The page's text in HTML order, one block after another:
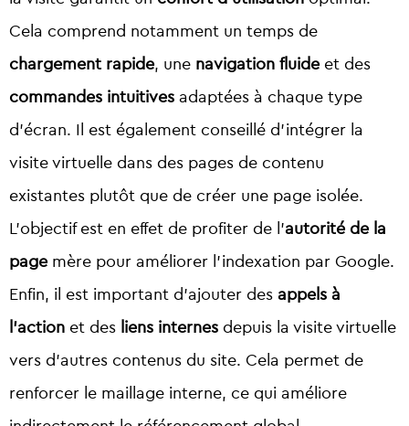
Cela comprend notamment un temps de
chargement rapide, une navigation fluide et des
commandes intuitives adaptées à chaque type
d’écran. Il est également conseillé d’intégrer la
visite virtuelle dans des pages de contenu
existantes plutôt que de créer une page isolée.
L’objectif est en effet de profiter de l’autorité de la
page mère pour améliorer l’indexation par Google.
Enfin, il est important d’ajouter des appels à
l’action et des liens internes depuis la visite virtuelle
vers d’autres contenus du site. Cela permet de
renforcer le maillage interne, ce qui améliore